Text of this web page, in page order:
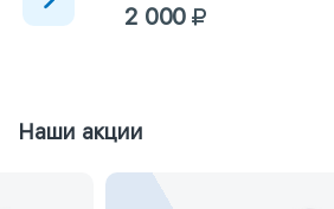
2 000
Наши акции